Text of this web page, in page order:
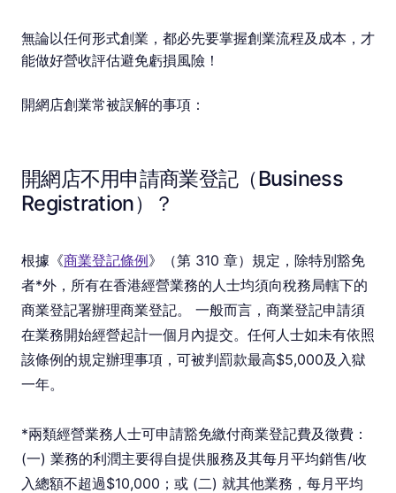
無論以任何形式創業，都必先要掌握創業流程及成本，才
能做好營收評估避免虧損風險！
開網店創業常被誤解的事項：
開網店不用申請商業登記（Business
Registration）？
根據《商業登記條例》（第 310 章）規定，除特別豁免
者*外，所有在香港經營業務的人士均須向稅務局轄下的
商業登記署辦理商業登記。 一般而言，商業登記申請須
在業務開始經營起計一個月內提交。任何人士如未有依照
該條例的規定辦理事項，可被判罰款最高$5,000及入獄
一年。
*兩類經營業務人士可申請豁免繳付商業登記費及徵費：
(一) 業務的利潤主要得自提供服務及其每月平均銷售/收
入總額不超過$10,000；或 (二) 就其他業務，每月平均